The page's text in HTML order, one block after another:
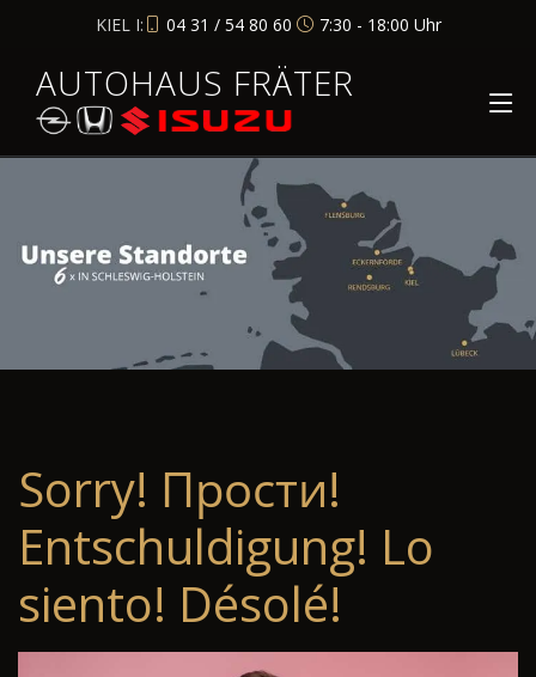
KIEL I: 04 31 / 54 80 60 7:30 - 18:00 Uhr
AUTOHAUS FRÄTER
Sorry! Прости!
Entschuldigung! Lo
siento! Désolé!